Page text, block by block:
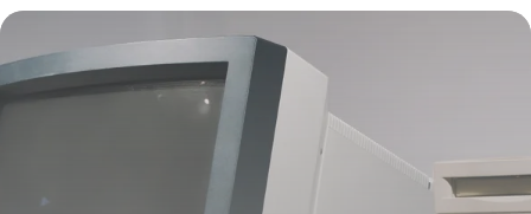
2026
11 juin 2026